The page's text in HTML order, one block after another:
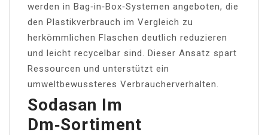
werden in Bag‑in‑Box‑Systemen angeboten, die
den Plastikverbrauch im Vergleich zu
herkömmlichen Flaschen deutlich reduzieren
und leicht recycelbar sind. Dieser Ansatz spart
Ressourcen und unterstützt ein
umweltbewussteres Verbraucherverhalten.
Sodasan Im
Dm‑Sortiment